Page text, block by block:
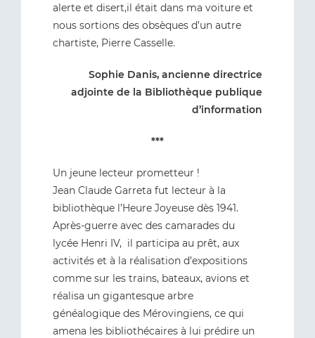
alerte et disert,il était dans ma voiture et
nous sortions des obsèques d’un autre
chartiste, Pierre Casselle.
Sophie Danis, ancienne directrice
adjointe de la Bibliothèque publique
d’information
***
Un jeune lecteur prometteur !
Jean Claude Garreta fut lecteur à la
bibliothèque l’Heure Joyeuse dès 1941.
Après-guerre avec des camarades du
lycée Henri IV, il participa au prêt, aux
activités et à la réalisation d’expositions
comme sur les trains, bateaux, avions et
réalisa un gigantesque arbre
généalogique des Mérovingiens, ce qui
amena les bibliothécaires à lui prédire un